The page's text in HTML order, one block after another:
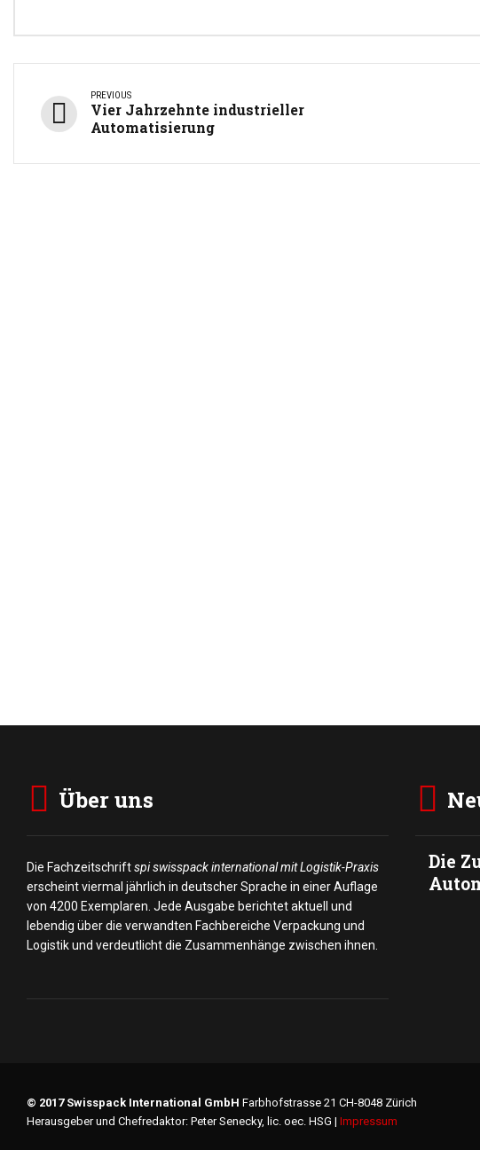
PREVIOUS
Vier Jahrzehnte industrieller
Automatisierung
Über uns
Die Fachzeitschriftspi swisspack international mit Logistik-Praxis
erscheint viermal jährlich in deutscher Sprache in einer Auflage
von 4200 Exemplaren. Jede Ausgabe berichtet aktuell und
lebendig über die verwandten Fachbereiche Verpackung und
Logistik und verdeutlicht die Zusammenhänge zwischen ihnen.
Die
© 2017 Swisspack International GmbH Farbhofstrasse 21 CH-8048 Zürich
Herausgeber und Chefredaktor: Peter Senecky, lic. oec. HSG | Impressum